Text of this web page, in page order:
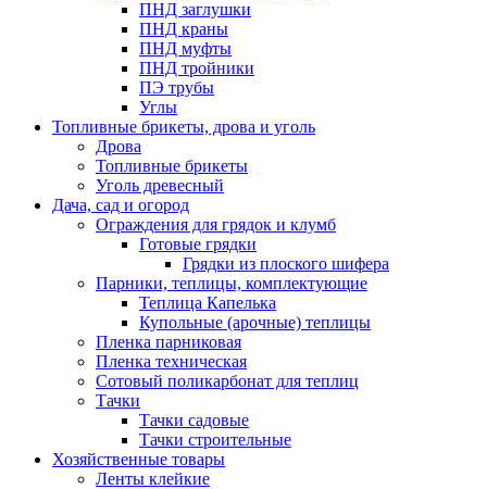
ПНД заглушки
ПНД краны
ПНД муфты
ПНД тройники
ПЭ трубы
Углы
Топливные брикеты, дрова и уголь
Дрова
Топливные брикеты
Уголь древесный
Дача, сад и огород
Ограждения для грядок и клумб
Готовые грядки
Грядки из плоского шифера
Парники, теплицы, комплектующие
Теплица Капелька
Купольные (арочные) теплицы
Пленка парниковая
Пленка техническая
Сотовый поликарбонат для теплиц
Тачки
Тачки садовые
Тачки строительные
Хозяйственные товары
Ленты клейкие